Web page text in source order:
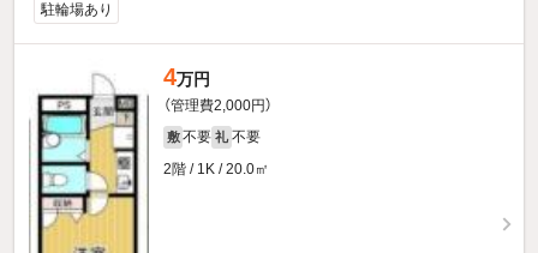
駐輪場あり
4万円
（管理費2,000円）
敷 不要 礼 不要
2階 / 1K / 20.0㎡